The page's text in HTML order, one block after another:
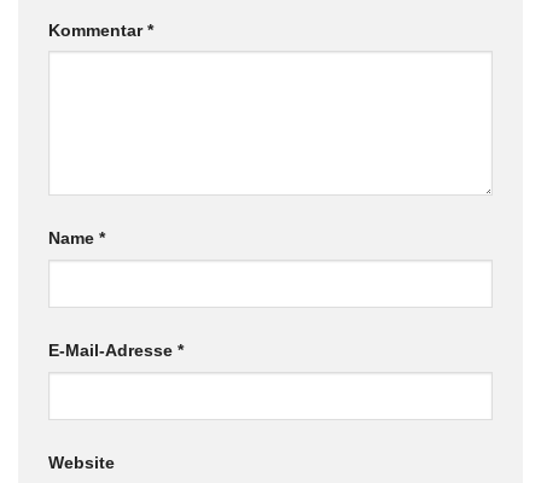
Kommentar*
Name *
E-Mail-Adresse *
Website